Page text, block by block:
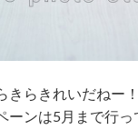
きらきれいだねー！
ーンは5月まで行っ